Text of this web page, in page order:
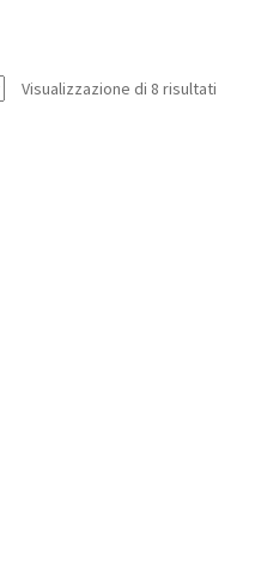
Visualizzazione di 8 risultati